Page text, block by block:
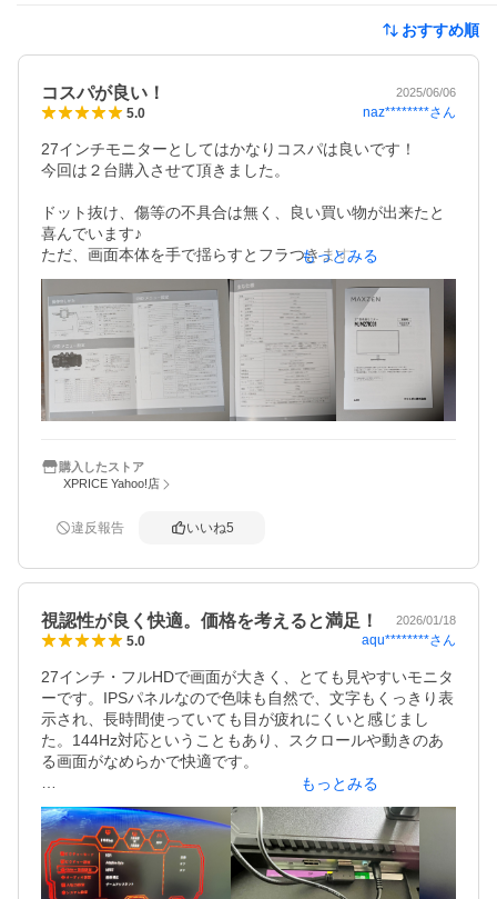
おすすめ順
コスパが良い！ 2025/06/06
5.0 naz********さん
27インチモニターとしてはかなりコスパは良いです！
今回は２台購入させて頂きました。
ドット抜け、傷等の不具合は無く、良い買い物が出来たと
喜んでいます♪
ただ、画面本体を手で揺らすとフラつきます。一箇所でモ
ニター支えている機種には良くある事なので、私はあまり
気にしておりません。
気になる方はモニターアーム等を使用してはいかがかと思
います。
私の目ではデフォルト輝度が高いと感じたので、ナイトモ
ードに切り替えましたが、そこは個人の見え方になります
ので、調節して下さい。かなり細かく調節出来るので、ゲ
また、電源アダプターは直接コンセントに挿す式なので、
もっとみる
購入したストア
XPRICE Yahoo!店
違反報告 いいね5
視認性が良く快適。価格を考えると満足！ 2026/01/18
5.0 aqu********さん
27インチ・フルHDで画面が大きく、とても見やすいモニタ
ーです。IPSパネルなので色味も自然で、文字もくっきり表
示され、長時間使っていても目が疲れにくいと感じまし
た。144Hz対応ということもあり、スクロールや動きのあ
る画面がなめらかで快適です。
今のところドット抜けや不具合もなく、動作は安定してい
ます。フリッカーレス仕様なのも安心感があります。ゲー
ミング用途はもちろん、普段使いや作業用としても十分満
足できる性能です。
もっとみる